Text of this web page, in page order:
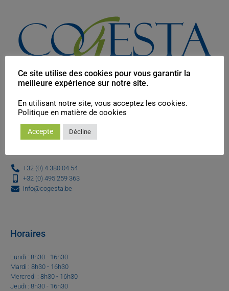
Cogesta SRL
Philippe SMOLDERS – Directeur général
Route de Genval, 22 1380 – LASNES
Boulevard Piercot, 33/3 – 4000 LIEGE
+32 (0) 4 380 04 54
+32 (0) 495 259 363
info@cogesta.be
Horaires
Lundi : 8h30 - 16h30
Mardi : 8h30 - 16h30
Mercredi : 8h30 - 16h30
Jeudi : 8h30 - 16h30
Ce site utilise des cookies pour vous garantir la
meilleure expérience sur notre site.
En utilisant notre site, vous acceptez les cookies.
Politique en matière de cookies
Accepte Décline